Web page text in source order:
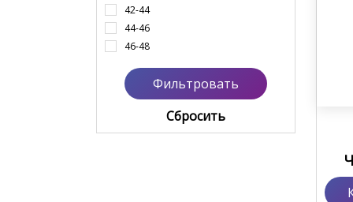
42-44
44-46
46-48
Cбросить